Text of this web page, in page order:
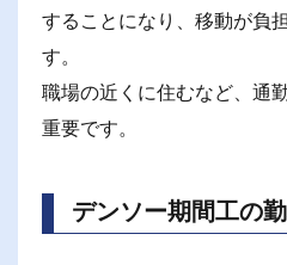
することになり、移動が負
す。
職場の近くに住むなど、通
重要です。
デンソー期間工の